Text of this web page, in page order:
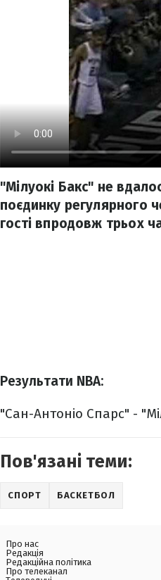
"Мілуокі Бакс" не
поєдинку регулярного
гості впродовж трьох
Результати NBA:
"Сан-Антоніо Спарс" -
Пов'язані теми:
СПОРТ БАСКЕТБОЛ
Про нас
Редакція
Редакційна політика
Про телеканал